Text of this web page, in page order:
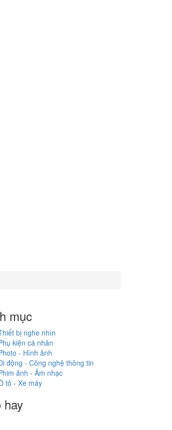
mục
bị nghe nhìn
kiện cá nhân
- Hình ảnh
động - Công nghệ thông tin
ảnh - Âm nhạc
tô - Xe máy
hay